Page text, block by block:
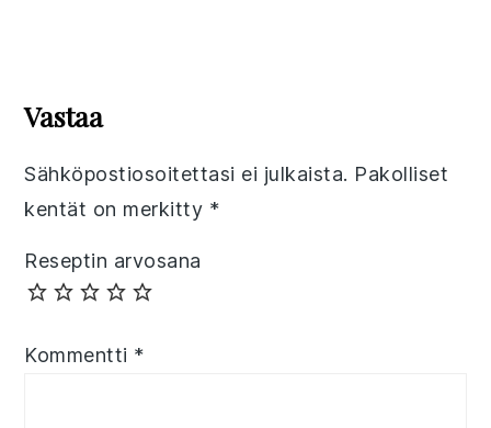
Interactions
Vastaa
Sähköpostiosoitettasi ei julkaista. Pakolliset
kentät on merkitty *
Reseptin arvosana
Kommentti *